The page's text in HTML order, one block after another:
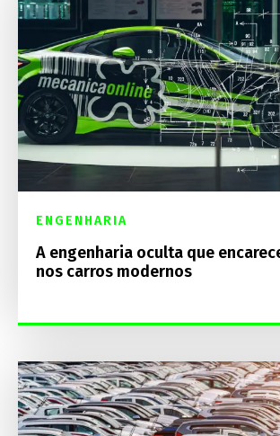
ENGENHARIA
A engenharia oculta que
nos carros modernos